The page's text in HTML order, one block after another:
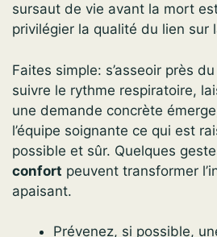
sursaut de vie avant la mort
privilégier la qualité du lien sur
Faites simple: s’asseoir près
suivre le rythme respiratoire,
une demande concrète
l’équipe soignante ce qui est
possible et sûr. Quelques
confort peuvent transformer
apaisant.
Prévenez, si possible,